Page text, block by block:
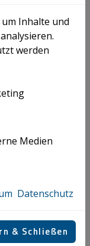
Inhalte und
werden
Medien
Datenschutz
& Schließen